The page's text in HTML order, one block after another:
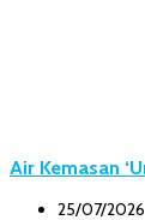
Air Kemasan
25/07/2026